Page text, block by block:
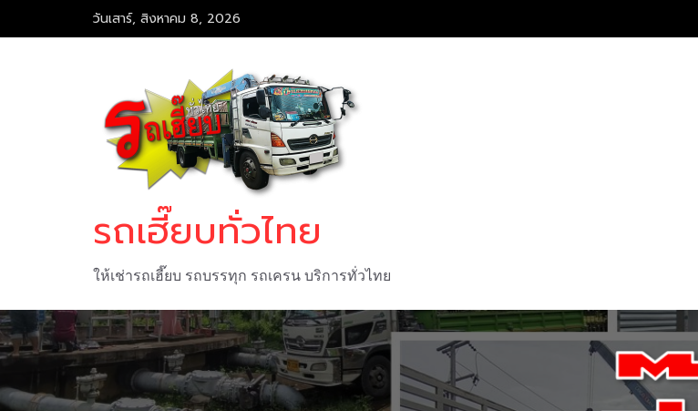
to
วันเสาร์, สิงหาคม 8, 2026
รถเฮี๊ยบทั่วไทย
ให้เช่ารถเฮี๊ยบ รถบรรทุก รถเครน บริการทั่วไทย